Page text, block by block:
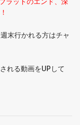
末行かれる方はチャ
れる動画をUPして